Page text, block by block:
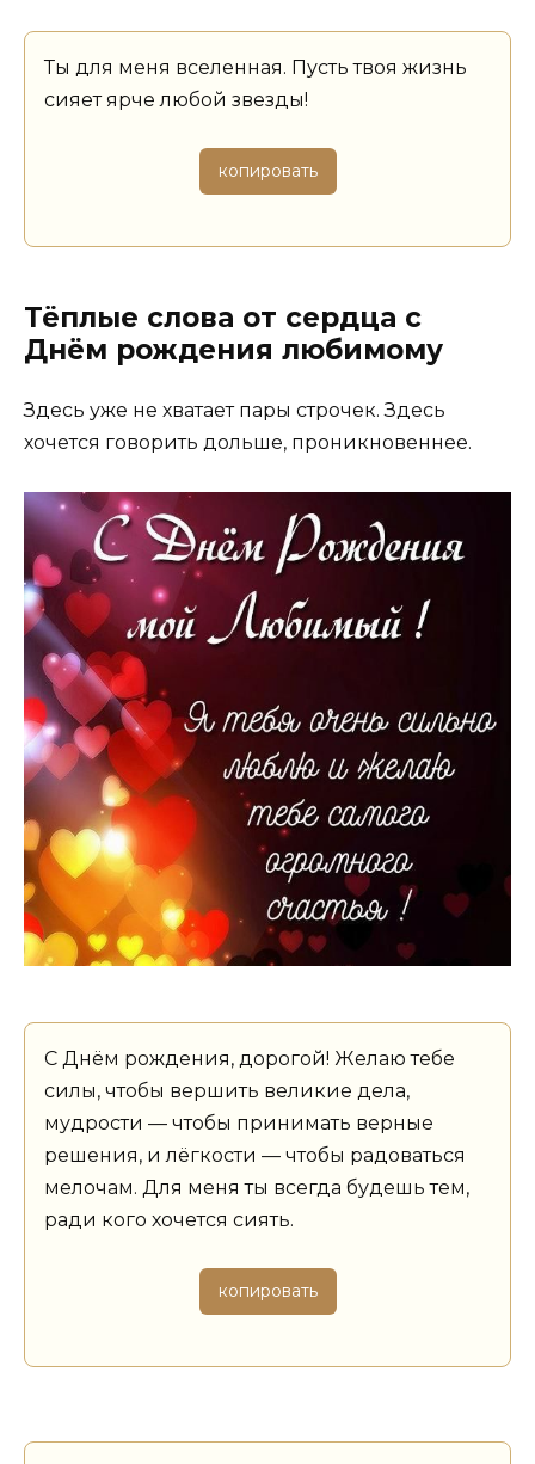
Ты для меня вселенная. Пусть твоя жизнь
сияет ярче любой звезды!
копировать
Тёплые слова от сердца с
Днём рождения любимому
Здесь уже не хватает пары строчек. Здесь
хочется говорить дольше, проникновеннее.
С Днём рождения, дорогой! Желаю тебе
силы, чтобы вершить великие дела,
мудрости — чтобы принимать верные
решения, и лёгкости — чтобы радоваться
мелочам. Для меня ты всегда будешь тем,
ради кого хочется сиять.
копировать